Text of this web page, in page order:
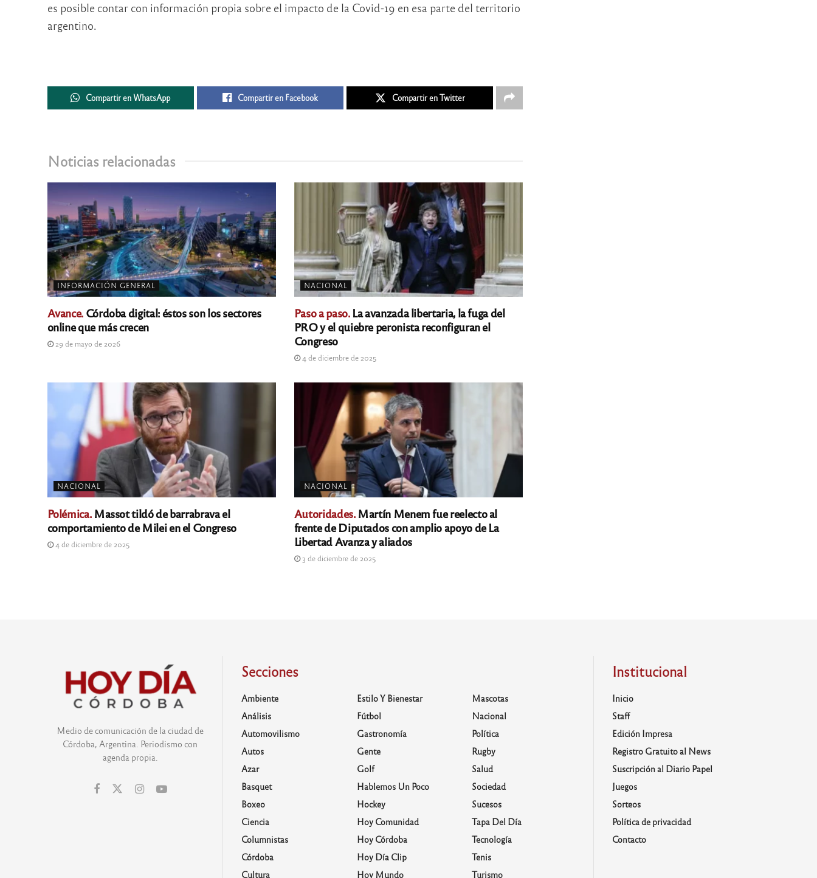
es posible contar con información propia sobre el impacto de la Covid-19 en esa parte del territorio
argentino.
Compartir en WhatsApp Compartir en Facebook Compartir en Twitter
Noticias relacionadas
INFORMACIÓN GENERAL
Avance.Córdoba digital: éstos son los sectores
online que más crecen
29 de mayo de 2026
NACIONAL
Paso a paso.La avanzada libertaria, la fuga del
PRO y el quiebre peronista reconfiguran el
Congreso
4 de diciembre de 2025
NACIONAL
Polémica.Massot tildó de barrabrava el
comportamiento de Milei en el Congreso
4 de diciembre de 2025
NACIONAL
Autoridades.Martín Menem fue reelecto al
frente de Diputados con amplio apoyo de La
Libertad Avanza y aliados
3 de diciembre de 2025
Medio de comunicación de la ciudad de
Córdoba, Argentina. Periodismo con
agenda propia.
Secciones
Ambiente
Análisis
Automovilismo
Autos
Azar
Basquet
Boxeo
Ciencia
Columnistas
Córdoba
Cultura
Estilo Y Bienestar
Fútbol
Gastronomía
Gente
Golf
Hablemos Un Poco
Hockey
Hoy Comunidad
Hoy Córdoba
Hoy Día Clip
Hoy Mundo
Mascotas
Nacional
Política
Rugby
Salud
Sociedad
Sucesos
Tapa Del Día
Tecnología
Tenis
Turismo
Institucional
Inicio
Staff
Edición Impresa
Registro Gratuito al News
Suscripción al Diario Papel
Juegos
Sorteos
Política de privacidad
Contacto